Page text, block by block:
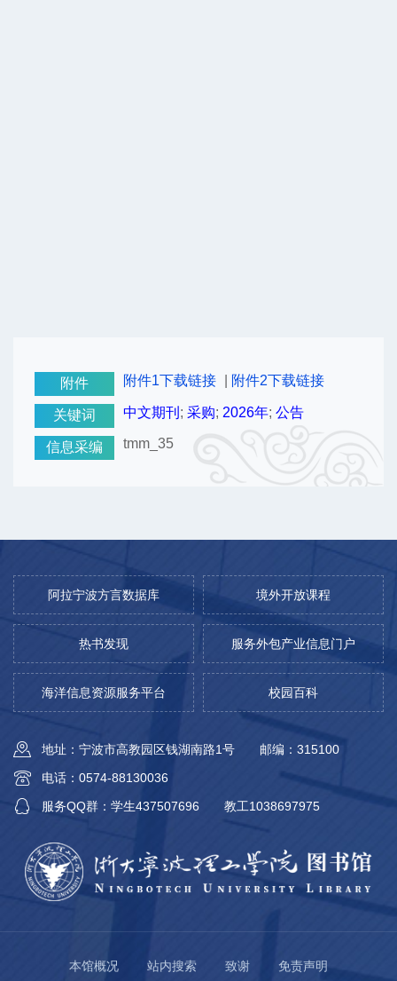
附件 附件1下载链接 附件2下载链接
关键词 中文期刊 ; 采购; 2026年; 公告
信息采编 tmm_35
阿拉宁波方言数据库 境外开放课程
热书发现 服务外包产业信息门户
海洋信息资源服务平台 校园百科
地址：宁波市高教园区钱湖南路1号
邮编：315100
电话：0574-88130036
服务QQ群：学生437507696
教工1038697975
本馆概况 站内搜索 致谢 免责声明